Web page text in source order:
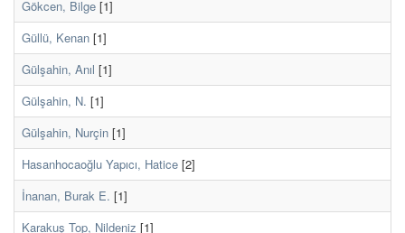
Gökcen, Bilge [1]
Güllü, Kenan [1]
Gülşahin, Anıl [1]
Gülşahin, N. [1]
Gülşahin, Nurçin [1]
Hasanhocaoğlu Yapıcı, Hatice [2]
İnanan, Burak E. [1]
Karakuş Top, Nildeniz [1]